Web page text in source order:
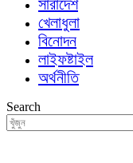
সারাদেশ
খেলাধুলা
বিনোদন
লাইফষ্টাইল
অর্থনীতি
Search